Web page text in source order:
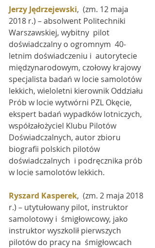
Jerzy Jędrzejewski,  (zm. 12 maja
2018 r.) – absolwent Politechniki
Warszawskiej, wybitny  pilot
doświadczalny o ogromnym  40-
letnim doświadczeniu i  autorytecie
międzynarodowym, czołowy krajowy
specjalista badań w locie samolotów
lekkich, wieloletni kierownik Oddziału
Prób w locie wytwórni PZL Okęcie,
ekspert badań wypadków lotniczych,
współzałożyciel Klubu Pilotów
Doświadczalnych, autor zbioru
biografii polskich pilotów
doświadczalnych  i podręcznika prób
w locie samolotów lekkich.
Ryszard Kasperek,  (zm. 2 maja 2018
r.) – utytułowany pilot, instruktor
samolotowy i  śmigłowcowy, jako
instruktor wyszkolił pierwszych
pilotów do pracy na  śmigłowcach